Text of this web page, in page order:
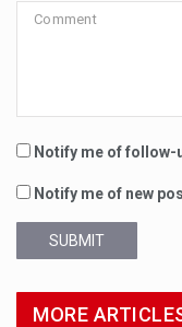
Notify me of follow-
Notify me of new
SUBMIT
MORE